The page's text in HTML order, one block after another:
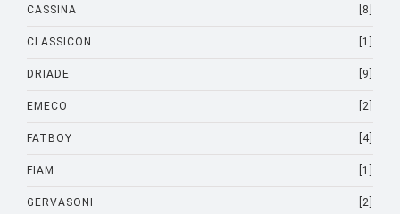
CASSINA [8]
CLASSICON [1]
DRIADE [9]
EMECO [2]
FATBOY [4]
FIAM [1]
GERVASONI [2]